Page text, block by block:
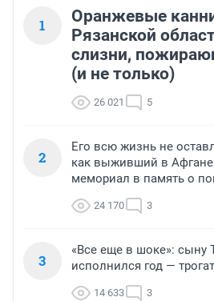
1
Оранжевые
Рязанской
слизни,
(и не только)
26 021 5
2
Его всю жизнь не
как выживший в Афгане
мемориал в память о
24 170 3
3
«Все еще в шоке»: сыну
исполнился год —
14 633 3